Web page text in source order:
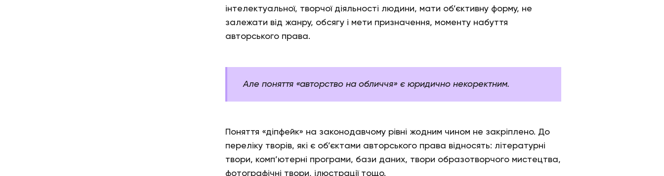
інтелектуальної, творчої діяльності людини, мати об’єктивну форму, не
залежати від жанру, обсягу і мети призначення, моменту набуття
авторського права.
Але поняття «авторство на обличчя» є юридично некоректним.
Поняття «діпфейк» на законодавчому рівні жодним чином не закріплено. До
переліку творів, які є об’єктами авторського права відносять: літературні
твори, комп’ютерні програми, бази даних, твори образотворчого мистецтва,
фотографічні твори, ілюстрації тощо.